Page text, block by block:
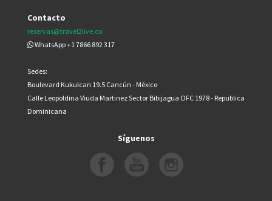
Contacto
reservas@travel2live.co
WhatsApp +1 7866 892 317
Sedes:
Boulevard Kukulcan 19.5 Cancún - México
Calle Leopoldina Viuda Martinez Sector Bibijagua OFC 1978 - Republica
Dominicana
Síguenos